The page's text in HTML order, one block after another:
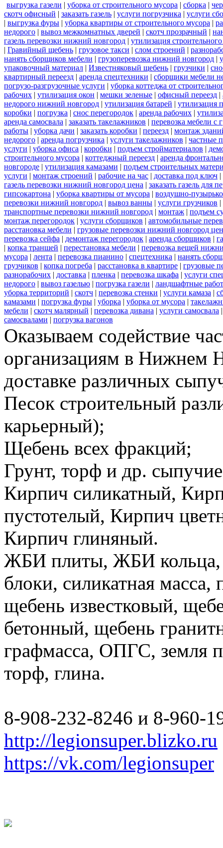
выгрузка газели | уборка от строительного мусора | сборка |
скотч офисный | заказать газель | услуги погрузчика | услуги
| выгрузка фуры | уборка квартиры от строительного мусора |
недорого | вывоз межкомнатных дверей | скотч прозрачный |
газель перевозки нижний новгород | утилизация
| Гравийный щебень | грузовое такси | слом строений |
нанять сборщиков мебели | грузоперевозка нижний новгород |
упаковочный материал | Известняковый щебень | грузчики |
квартирный переезд | аренда спецтехники | сборщики мебели
погрузо-разгрузочные услуги | уборка коттеджа от
рабочих | утилизация окон | мешки зеленые | офисный переезд |
недорого нижний новгород | утилизация батарей | утилизация
коробки | погрузка | снос перегородок | аренда рабочих |
аренда самосвала | заказать такелажников | перевозка мебели с
работы | уборка дачи | заказать коробки | переезд | монтаж
недорого | аренда погрузчика | услуги такелажников | частные
услуги | уборка офиса | коробки | подъем стройматериалов |
строительного мусора | коттеджный переезд | аренда
новгороде | утилизация камазами | подъем строительных
услуги | монтаж строений | рабочие на час | доставка под ключ |
газель перевозки нижний новгород цена | заказать газель для
гипсокартона | уборка квартиры от мусора | воздушно-
перевозки нижний новгород | вывоз ванны | услуги грузчиков |
транспортные перевозки нижний новгород | монтаж | подъем
монтаж перегородок | услуги сборщиков | автомобильные
расстановка мебели | грузовые перевозки нижний новгород
перевозка сейфа | демонтаж перегородок | аренда сборщиков |
| копка траншей | перестановка мебели | перевозка вещей
мусора | лента | перевозка пианино | спецтехника | нанять
грузчиков | копка погреба | расстановка в квартире | грузовые
разнорабочих | доставка | пленка | перевозка шкафа | услуги
недорого | вывоз газелью | погрузка газели | ландшафтные
уборка территорий | скотч | перевозка стенки | услуги камаза |
камазами | погрузка фуры | уборка | уборка от мусора |
мебели | скотч малярный | перевозка дивана | услуги самосвала
самосвалами | погрузка вагонов
Оказываем содействие
организациям в Нижнем
доставке различных
Песок строительный
карьерный);
Щебень всех фракций;
Грунт, торф и др.
Кирпич силикатный,
пустотелый, Кирпич
Кирпич глиняный.
ЖБИ плиты, ЖБИ кольца,
блоки, силикатная
щебень известковый,
бетонный, щебень
графмасса, ОПГС, земля
торф, глина.
8-908-232-8246 и 8-960-
http://legionsuper.blizko.ru
https://vk.com/legionsuper